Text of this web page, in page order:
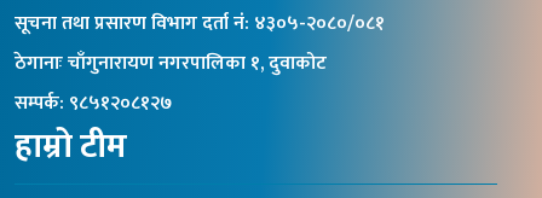
सूचना तथा प्रसारण विभाग दर्ता नंं: ४३०५-२०८०/०८१
ठेगानाः चाँगुनारायण नगरपालिका १, दुवाकोट
सम्पर्क: ९८५१२०८१२७
हाम्रो टीम